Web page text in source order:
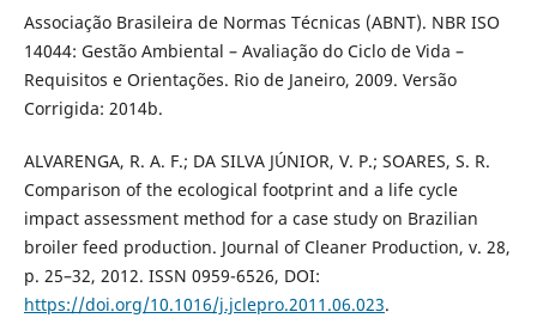
Associação Brasileira de Normas Técnicas (ABNT). NBR ISO
14044: Gestão Ambiental – Avaliação do Ciclo de Vida –
Requisitos e Orientações. Rio de Janeiro, 2009. Versão
Corrigida: 2014b.
ALVARENGA, R. A. F.; DA SILVA JÚNIOR, V. P.; SOARES, S. R.
Comparison of the ecological footprint and a life cycle
impact assessment method for a case study on Brazilian
broiler feed production. Journal of Cleaner Production, v. 28,
p. 25–32, 2012. ISSN 0959-6526, DOI:
https://doi.org/10.1016/j.jclepro.2011.06.023.